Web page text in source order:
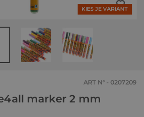
KIES JE VARIANT
ART N° - 0207209
marker 2 mm